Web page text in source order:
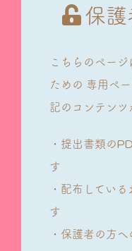
保
こちらのペー
ための 専用ペー
記のコンテンツ
・提出書類の
す
・配布してい
す
・保護者の方